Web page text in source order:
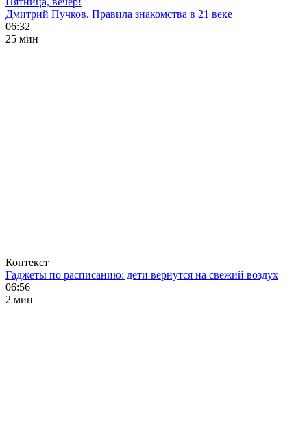
Дмитрий Пучков. Правила знакомства в 21 веке
06:32
25 мин
Контекст
Гаджеты по расписанию: дети вернутся на свежий воздух
06:56
2 мин